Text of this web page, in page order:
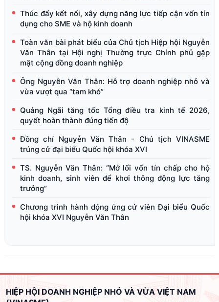
Thúc đẩy kết nối, xây dựng năng lực tiếp cận vốn tín
dụng cho SME và hộ kinh doanh
Toàn văn bài phát biểu của Chủ tịch Hiệp hội Nguyễn
Văn Thân tại Hội nghị Thường trực Chính phủ gặp
mặt cộng đồng doanh nghiệp
Ông Nguyễn Văn Thân: Hỗ trợ doanh nghiệp nhỏ và
vừa vượt qua “tam khó”
Quảng Ngãi tăng tốc Tổng điều tra kinh tế 2026,
quyết hoàn thành đúng tiến độ
Đồng chí Nguyễn Văn Thân - Chủ tịch VINASME
trúng cử đại biểu Quốc hội khóa XVI
TS. Nguyễn Văn Thân: “Mở lối vốn tín chấp cho hộ
kinh doanh, sinh viên để khơi thông động lực tăng
trưởng”
Chương trình hành động ứng cử viên Đại biểu Quốc
hội khóa XVI Nguyễn Văn Thân
HIỆP HỘI DOANH NGHIỆP NHỎ VÀ VỪA VIỆT NAM